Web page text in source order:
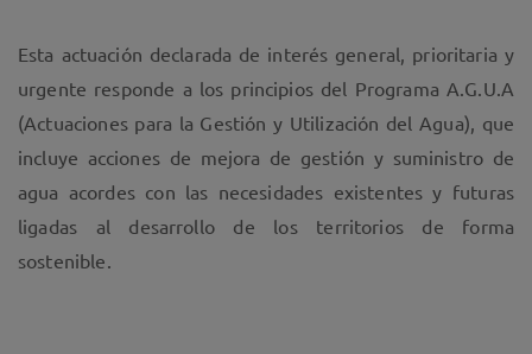
Esta actuación declarada de interés general, prioritaria y
urgente responde a los principios del Programa A.G.U.A
(Actuaciones para la Gestión y Utilización del Agua), que
incluye acciones de mejora de gestión y suministro de
agua acordes con las necesidades existentes y futuras
ligadas al desarrollo de los territorios de forma
sostenible.